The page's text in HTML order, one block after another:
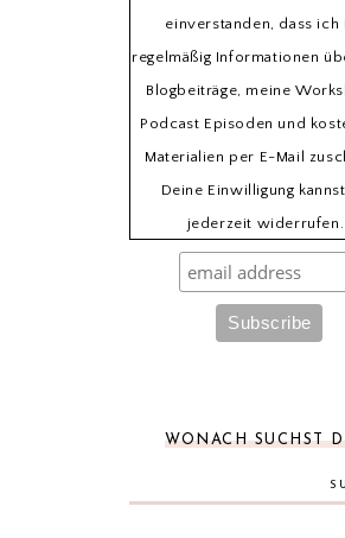
einverstanden, dass ich
regelmäßig Informationen
Blogbeiträge, meine
Podcast Episoden und
Materialien per E-Mail
Deine Einwilligung
jederzeit widerrufen.
WONACH SUCHST